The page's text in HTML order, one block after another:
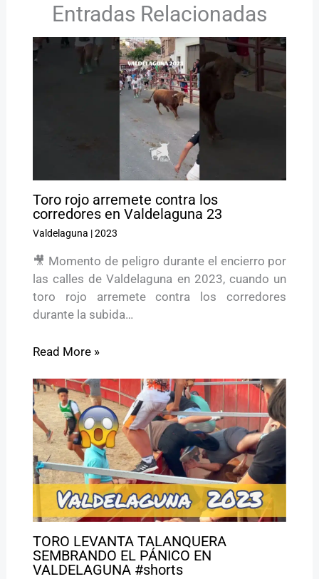
Entradas Relacionadas
Toro rojo arremete contra los
corredores en Valdelaguna 23
Valdelaguna |2023
🎥 Momento de peligro durante el encierro por
las calles de Valdelaguna en 2023, cuando un
toro rojo arremete contra los corredores
durante la subida…
Read More »
TORO LEVANTA TALANQUERA
SEMBRANDO EL PÁNICO EN
VALDELAGUNA #shorts